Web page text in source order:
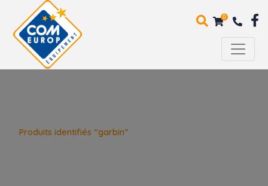
0
Produits identifiés “garbin”